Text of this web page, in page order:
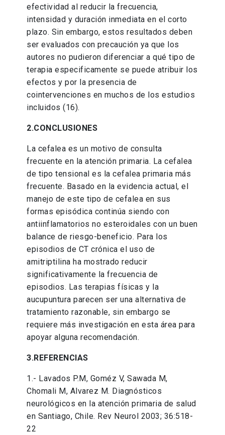
efectividad al reducir la frecuencia,
intensidad y duración inmediata en el corto
plazo. Sin embargo, estos resultados deben
ser evaluados con precaución ya que los
autores no pudieron diferenciar a qué tipo de
terapia especificamente se puede atribuir los
efectos y por la presencia de
cointervenciones en muchos de los estudios
incluidos (16).
2.CONCLUSIONES
La cefalea es un motivo de consulta
frecuente en la atención primaria. La cefalea
de tipo tensional es la cefalea primaria más
frecuente. Basado en la evidencia actual, el
manejo de este tipo de cefalea en sus
formas episódica continúa siendo con
antiinflamatorios no esteroidales con un buen
balance de riesgo-beneficio. Para los
episodios de CT crónica el uso de
amitriptilina ha mostrado reducir
significativamente la frecuencia de
episodios. Las terapias físicas y la
aucupuntura parecen ser una alternativa de
tratamiento razonable, sin embargo se
requiere más investigación en esta área para
apoyar alguna recomendación.
3.REFERENCIAS
1.- Lavados P.M, Goméz V, Sawada M,
Chomali M, Alvarez M. Diagnósticos
neurológicos en la atención primaria de salud
en Santiago, Chile. Rev Neurol 2003; 36:518-
22